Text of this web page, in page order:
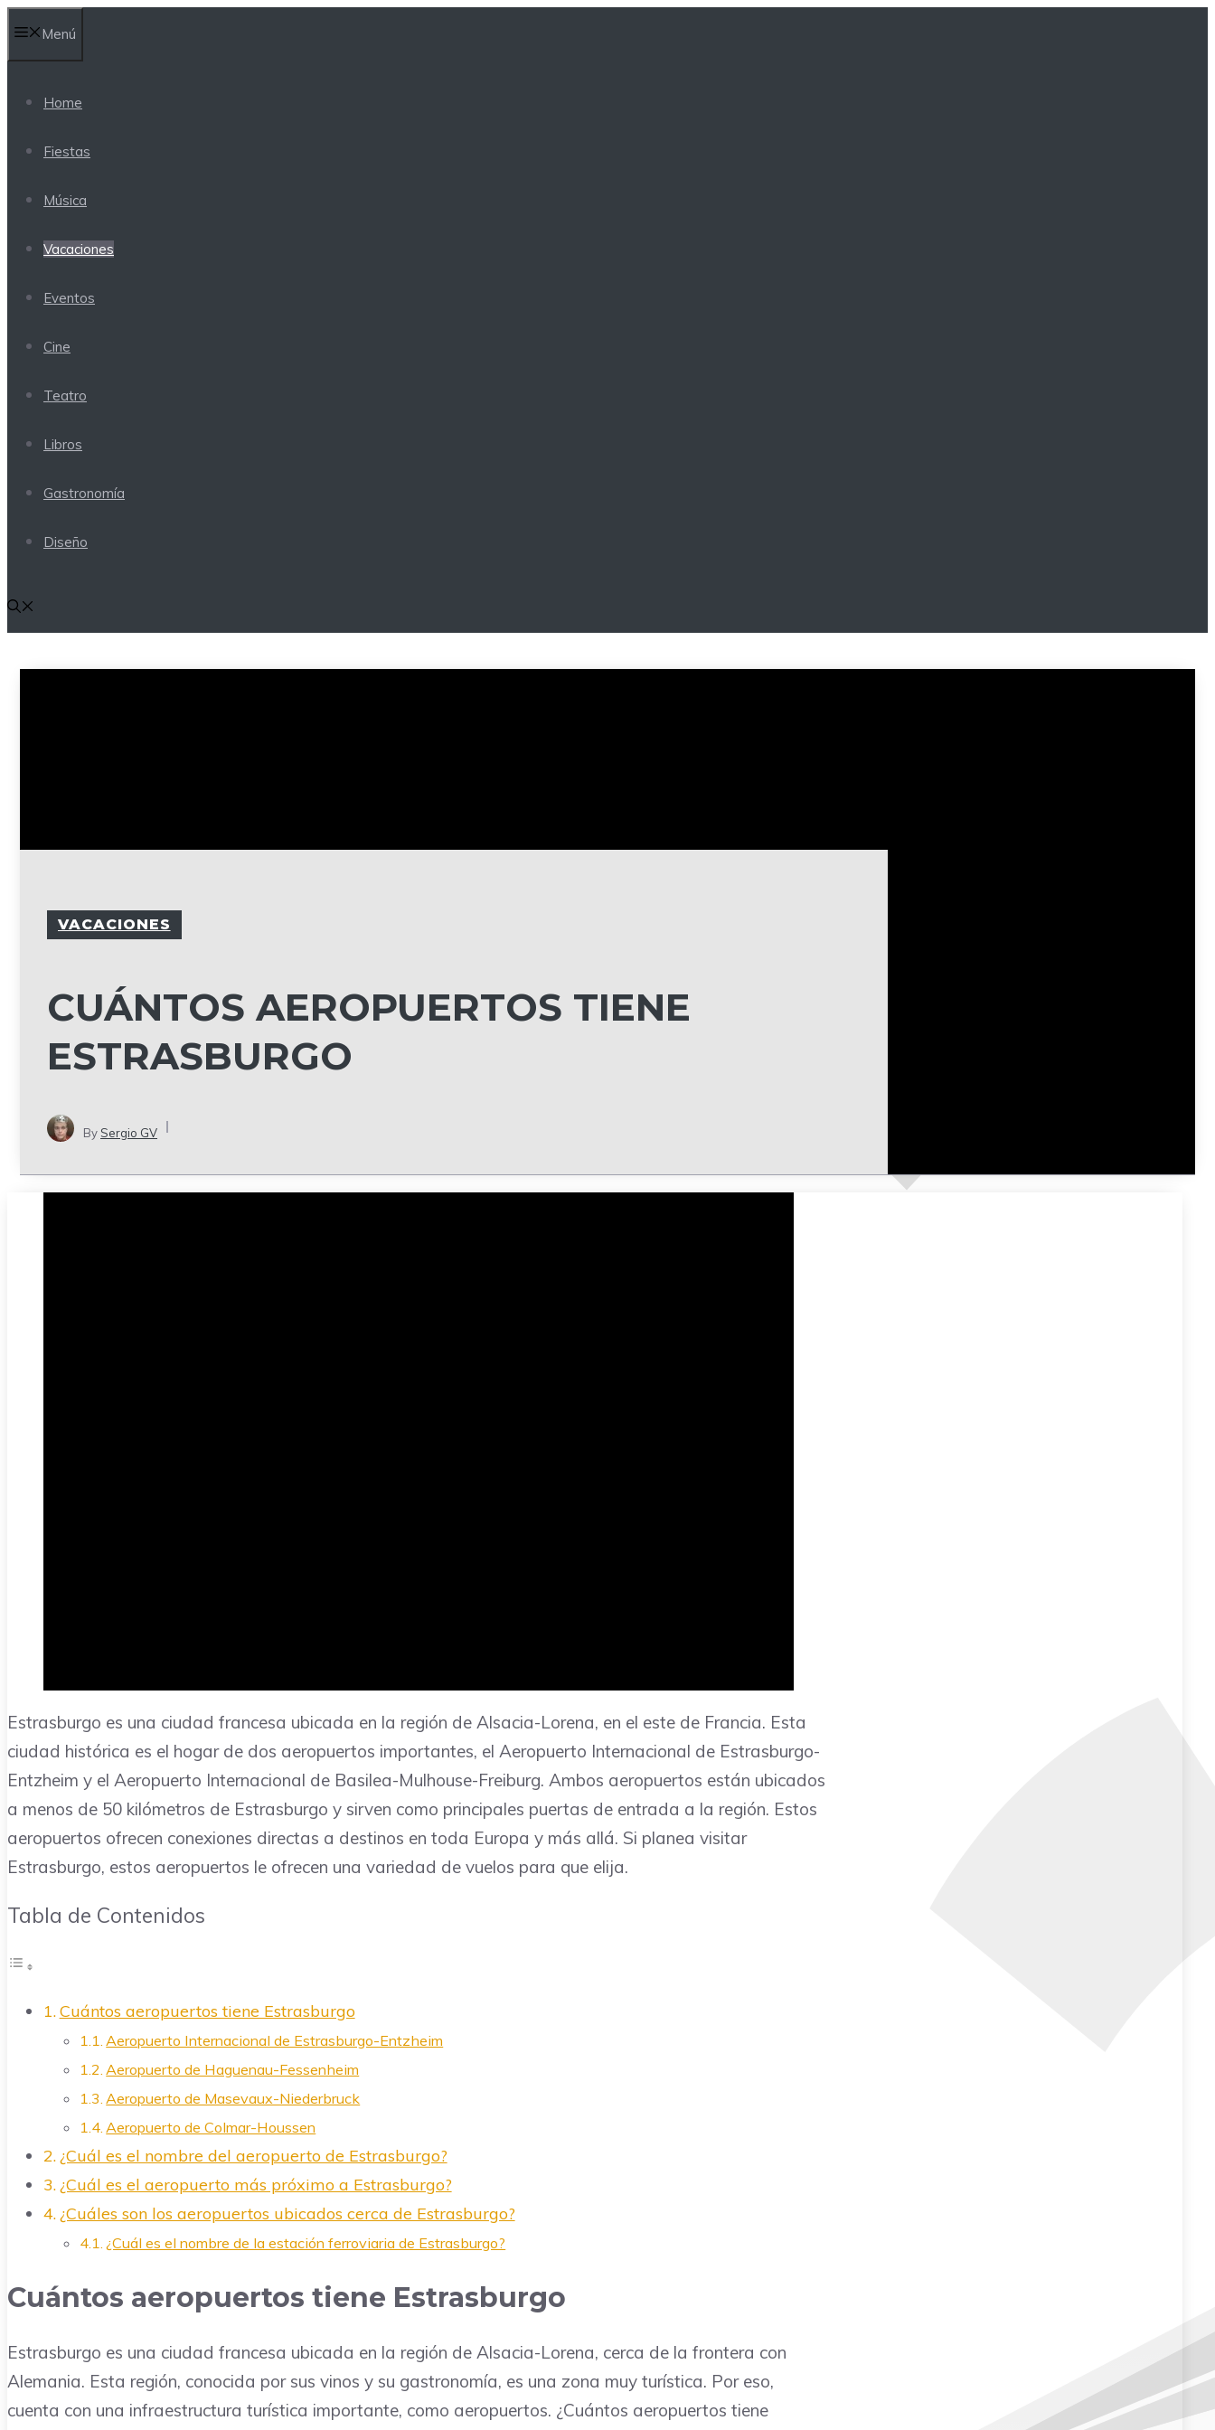
Menú
Home
Fiestas
Música
Vacaciones
Eventos
Cine
Teatro
Libros
Gastronomía
Diseño
VACACIONES
CUÁNTOS AEROPUERTOS TIENE
ESTRASBURGO
By Sergio GV
Estrasburgo es una ciudad francesa ubicada en la región de Alsacia-Lorena, en el este de Francia. Esta
ciudad histórica es el hogar de dos aeropuertos importantes, el Aeropuerto Internacional de Estrasburgo-
Entzheim y el Aeropuerto Internacional de Basilea-Mulhouse-Freiburg. Ambos aeropuertos están ubicados
a menos de 50 kilómetros de Estrasburgo y sirven como principales puertas de entrada a la región. Estos
aeropuertos ofrecen conexiones directas a destinos en toda Europa y más allá. Si planea visitar
Estrasburgo, estos aeropuertos le ofrecen una variedad de vuelos para que elija.
Tabla de Contenidos
Cuántos aeropuertos tiene Estrasburgo
Aeropuerto Internacional de Estrasburgo-Entzheim
Aeropuerto de Haguenau-Fessenheim
Aeropuerto de Masevaux-Niederbruck
Aeropuerto de Colmar-Houssen
¿Cuál es el nombre del aeropuerto de Estrasburgo?
¿Cuál es el aeropuerto más próximo a Estrasburgo?
¿Cuáles son los aeropuertos ubicados cerca de Estrasburgo?
¿Cuál es el nombre de la estación ferroviaria de Estrasburgo?
Cuántos aeropuertos tiene Estrasburgo
Estrasburgo es una ciudad francesa ubicada en la región de Alsacia-Lorena, cerca de la frontera con
Alemania. Esta región, conocida por sus vinos y su gastronomía, es una zona muy turística. Por eso,
cuenta con una infraestructura turística importante, como aeropuertos. ¿Cuántos aeropuertos tiene